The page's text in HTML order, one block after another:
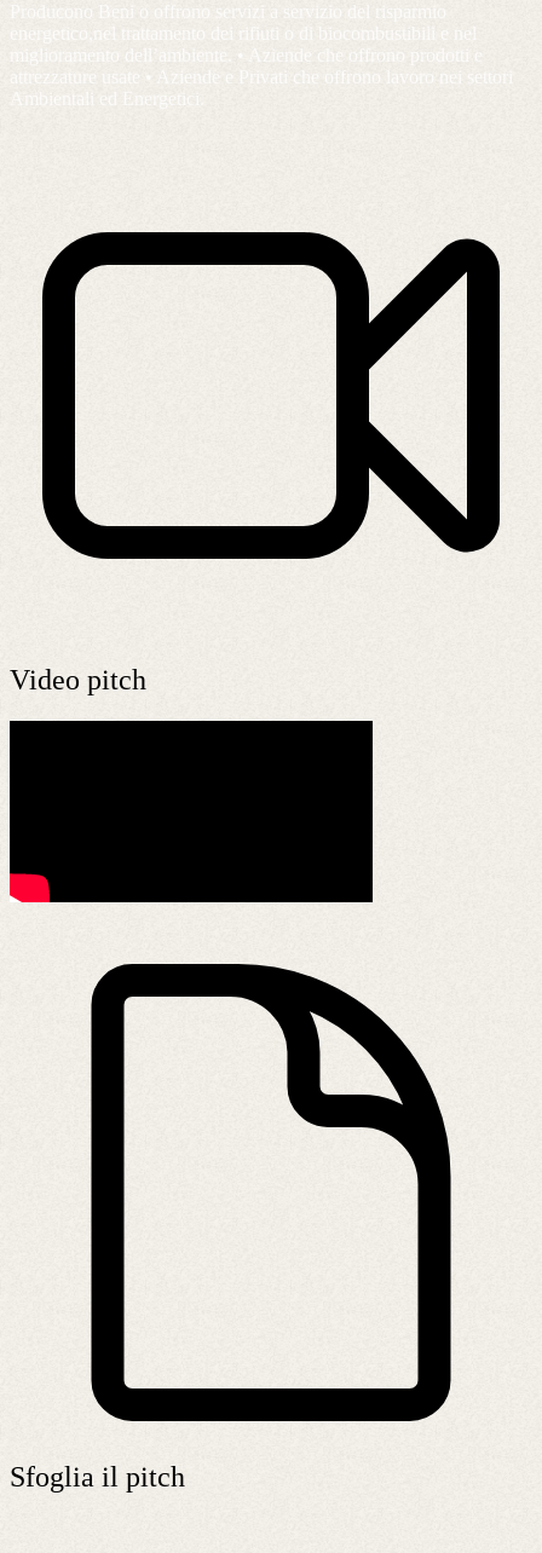
Producono Beni o offrono servizi a servizio del risparmio
energetico,nel trattamento dei rifiuti o di biocombustibili e nel
miglioramento dell’ambiente. • Aziende che offrono prodotti e
attrezzature usate • Aziende e Privati che offrono lavoro nei settori
Ambientali ed Energetici.
Video pitch
Sfoglia il pitch